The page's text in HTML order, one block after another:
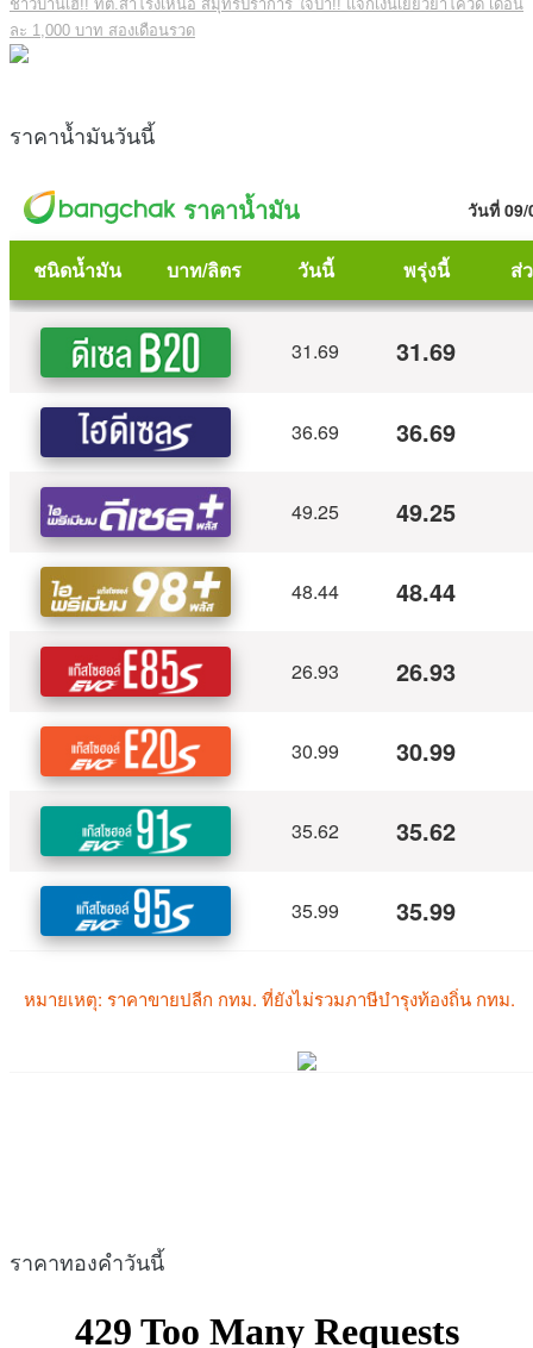
ชาวบ้านเฮ!! ทต.สำโรงเหนือ สมุทรปราการ ใจป้ำ!! แจกเงินเยียวยาโควิด เดือน
ละ 1,000 บาท สองเดือนรวด
ราคาน้ำมันวันนี้
ราคาทองคำวันนี้